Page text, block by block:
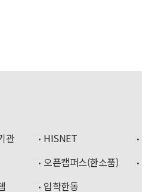
관 HISNET
오픈캠퍼스(한소품)
입학한동